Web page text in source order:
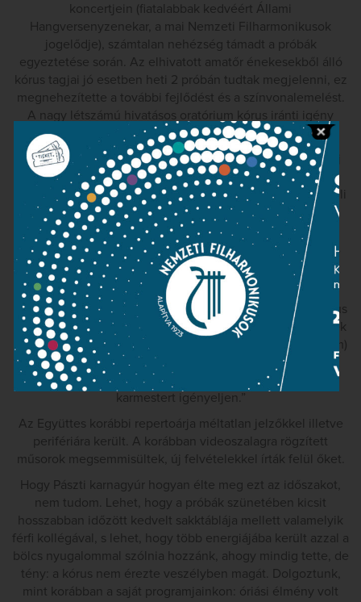
koncertjein (fiatalabbak kedvéért Állami
Hangversenyzenekar, a mai Nemzeti Filharmonikusok
jogelődje), számtalan nehézség támadt a próbák
egyeztetése során. Az elhivatott amatőr énekesekből álló
kórus tagjai jó esetben heti 2 próbán tudtak megjelenni, ez
megnehezítette a további fejlődést és a színvonalemelést.
A nagy létszámú hivatásos oratórium kórus iránti igény
egyre harsányabban jelent meg a kultúrpolitikában is.
Eközben a 80-as évek elejétől az Állami Népi Együttes új
irányba indult. A művészeti vezetés, az együttes
pártvezetősége és a tagság túlnyomó többségének írásbeli
és szóbeli tiltakozása ellenére hatalmi szóval új vezetők
kerültek a társulat élére. Az új tervekbe, ami az eredeti,
feldolgozás nélküli népi motívumok színpadra vitele volt,
nem fért bele a hivatásos kórushangzás.
Az új vezetés által kigondolt 1983 és 1987 közötti ötéves
művészeti terv tartalmazza azt az elképzelést, hogy a kórus
tagjai (idézem) „magnóról való visszahallgatással végezzék
a népi hangvételű énekgyakorlást”, de azt is, hogy (idézem)
” sem a népzenei ihletésű kísérőzene, sem a
koncertmuzsika nem lehet olyan bonyolult, hogy az
karmestert igényeljen.”
Az Együttes korábbi repertoárja méltatlan jelzőkkel illetve
perifériára került. A korábban videoszalagra rögzített
műsorok megsemmisültek, új felvételekkel írták felül őket.
Hogy Pászti karnagyúr hogyan élte meg ezt az időszakot,
nem tudom. Lehet, hogy a próbák szünetében kicsit
hosszabban időzött kedvelt sakktáblája mellett valamelyik
férfi kollégával, s lehet, hogy több energiájába került azzal a
bölcs nyugalommal szólnia hozzánk, ahogy mindig tette, de
tény: a kórus nem érezte veszélyben magát. Dolgoztunk,
mint korábban a saját programjainkon: óriási élmény volt